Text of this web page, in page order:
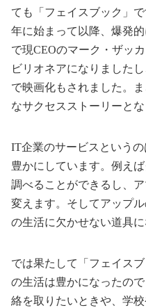
ても「フェイスブック」
年に始まって以降、爆発
で現CEOのマーク・ザッ
ビリオネアになりました
で映画化もされました。
なサクセスストーリーとな
IT企業のサービスという
豊かにしています。例え
調べることができるし、
変えます。そしてアップ
の生活に欠かせない道具に
では果たして「フェイス
の生活は豊かになったの
絡を取りたいときや、学